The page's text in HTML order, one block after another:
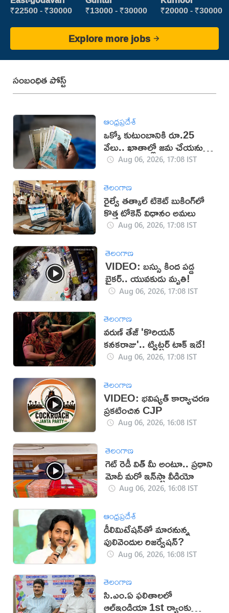
₹22500 - ₹30000 ₹13000 - ₹30000 Executive
₹20000 - ₹30000
Explore more jobs
సంబంధిత పోస్ట్
ఆంధ్రప్రదేశ్
ఒక్కో కుటుంబానికి రూ.25
వేలు.. ఖాతాల్లో జ‌మ చేయ‌నున్న
ప్ర‌భుత్వం..!
Aug 06, 2026, 17:08 IST
తెలంగాణ
రైల్వే తత్కాల్ టికెట్ బుకింగ్‌లో
కొత్త టోకెన్ విధానం అమలు
Aug 06, 2026, 17:08 IST
తెలంగాణ
VIDEO: బస్సు కింద పడ్డ
బైకర్.. యువకుడు మృతి!
Aug 06, 2026, 17:08 IST
తెలంగాణ
వరుణ్ తేజ్ 'కొరియన్
కనకరాజు'.. ట్విట్టర్ టాక్ ఇదే!
Aug 06, 2026, 17:08 IST
తెలంగాణ
VIDEO: భవిష్యత్ కార్యాచరణ
ప్రకటించిన CJP
Aug 06, 2026, 16:08 IST
తెలంగాణ
గెట్ రెడీ విత్ మీ అంటూ.. ప్రధాని
మోదీ మరో ఇన్‌స్టా వీడియో
Aug 06, 2026, 16:08 IST
ఆంధ్రప్రదేశ్
డీలిమిటేషన్‌తో మారనున్న
పులివెందుల రిజర్వేషన్?
Aug 06, 2026, 16:08 IST
తెలంగాణ
సి.ఎం.ఏ ఫలితాలలో
ఆల్ఇండియా 1st ర్యాంకు